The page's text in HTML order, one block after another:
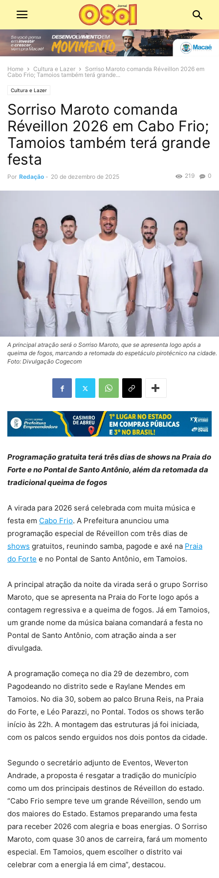
Home Cultura e Lazer
Sorriso Maroto comanda Réveillon 2026 em
Cabo Frio; Tamoios também terá grande...
Cultura e Lazer
Sorriso Maroto comanda
Réveillon 2026 em Cabo Frio;
Tamoios também terá grande
festa
Por Redação - 20 de dezembro de 2025 0
219
A principal atração será o Sorriso Maroto, que se apresenta logo após a
queima de fogos, marcando a retomada do espetáculo pirotécnico na cidade.
Foto: Divulgação Cogecom
Programação gratuita terá três dias de shows na Praia do
Forte e no Pontal de Santo Antônio, além da retomada da
tradicional queima de fogos
A virada para 2026 será celebrada com muita música e
festa em Cabo Frio. A Prefeitura anunciou uma
programação especial de Réveillon com três dias de
shows gratuitos, reunindo samba, pagode e axé na Praia
do Forte e no Pontal de Santo Antônio, em Tamoios.
A principal atração da noite da virada será o grupo Sorriso
Maroto, que se apresenta na Praia do Forte logo após a
contagem regressiva e a queima de fogos. Já em Tamoios,
um grande nome da música baiana comandará a festa no
Pontal de Santo Antônio, com atração ainda a ser
divulgada.
A programação começa no dia 29 de dezembro, com
Pagodeando no distrito sede e Raylane Mendes em
Tamoios. No dia 30, sobem ao palco Bruna Reis, na Praia
do Forte, e Léo Parazzi, no Pontal. Todos os shows terão
início às 22h. A montagem das estruturas já foi iniciada,
com os palcos sendo erguidos nos dois pontos da cidade.
Segundo o secretário adjunto de Eventos, Weverton
Andrade, a proposta é resgatar a tradição do município
como um dos principais destinos de Réveillon do estado.
“Cabo Frio sempre teve um grande Réveillon, sendo um
dos maiores do Estado. Estamos preparando uma festa
para receber 2026 com alegria e boas energias. O Sorriso
Maroto, com quase 30 anos de carreira, fará um momento
especial. Em Tamoios, quem escolher o distrito vai
celebrar com a energia lá em cima”, destacou.